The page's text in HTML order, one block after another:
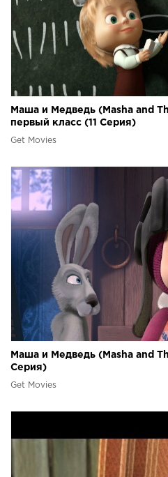
Маша и Медведь (Masha and
первый класс (11 Серия)
Get Movies
Маша и Медведь (Masha and
Серия)
Get Movies